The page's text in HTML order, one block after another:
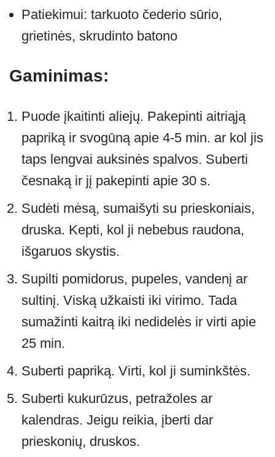
Patiekimui: tarkuoto čederio sūrio,
grietinės, skrudinto batono
Gaminimas:
Puode įkaitinti aliejų. Pakepinti aitriąją
papriką ir svogūną apie 4-5 min. ar kol jis
taps lengvai auksinės spalvos. Suberti
česnaką ir jį pakepinti apie 30 s.
Sudėti mėsą, sumaišyti su prieskoniais,
druska. Kepti, kol ji nebebus raudona,
išgaruos skystis.
Supilti pomidorus, pupeles, vandenį ar
sultinį. Viską užkaisti iki virimo. Tada
sumažinti kaitrą iki nedidelės ir virti apie
25 min.
Suberti papriką. Virti, kol ji suminkštės.
Suberti kukurūzus, petražoles ar
kalendras. Jeigu reikia, įberti dar
prieskonių, druskos.